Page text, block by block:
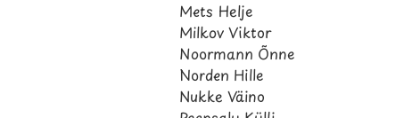
Mets Helje
Milkov Viktor
Noormann Õnne
Norden Hille
Nukke Väino